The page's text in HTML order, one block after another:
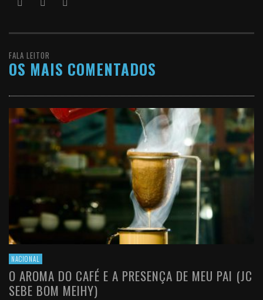
FALA LEITOR
OS MAIS COMENTADOS
NACIONAL
O AROMA DO CAFÉ E A PRESENÇA DE MEU PAI (JC
SEBE BOM MEIHY)